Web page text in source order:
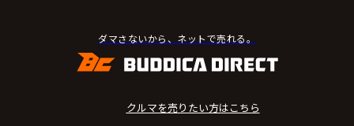
ダマさないから、ネットで売れる。
クルマを売りたい方はこちら